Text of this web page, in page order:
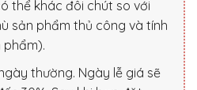
thể khác đôi chút so với
sản phẩm thủ công và tính
thường. Ngày lễ giá sẽ